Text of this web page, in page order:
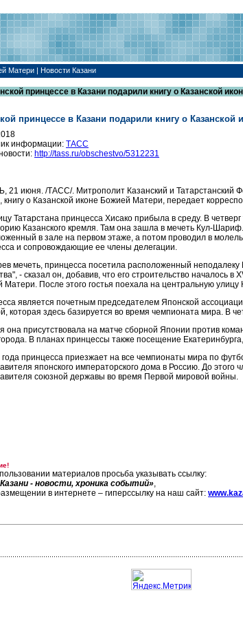
Матери | Новости Казани
принцессе в Казани подарили книгу о Казанской
принцессе в Казани подарили книгу о Казанской
информации: ТАСС
http://tass.ru/obschestvo/5312231
21 июня. /ТАСС/. Митрополит Казанский и Татарстанский
книгу о Казанской иконе Божией Матери, передает
Татарстана принцесса Хисако прибыла в среду. В
Казанского кремля. Там она зашла в мечеть Кул-
в зале на первом этаже, а потом проводил в
и сопровождающие ее члены делегации.
мечеть, принцесса посетила расположенный
- сказал он, добавив, что его строительство началось
Матери. После этого гостья поехала на центральную
является почетным председателем Японской
которая здесь базируется во время чемпионата мира. В
она присутствовала на матче сборной Японии против
В планах принцессы также посещение
принцесса приезжает на все чемпионаты мира по
японского императорского дома в Россию. До этого
союзной державы во время Первой мировой войны.
материалов просьба указывать ссылку:
- новости, хроника событий»,
в интернете – гиперссылку на наш сайт: